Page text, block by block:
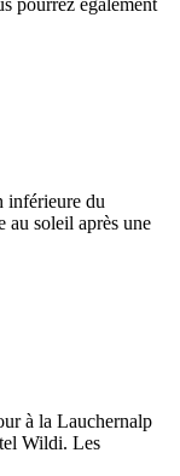
inférieure du
au soleil après une
à la Lauchernalp
Wildi. Les